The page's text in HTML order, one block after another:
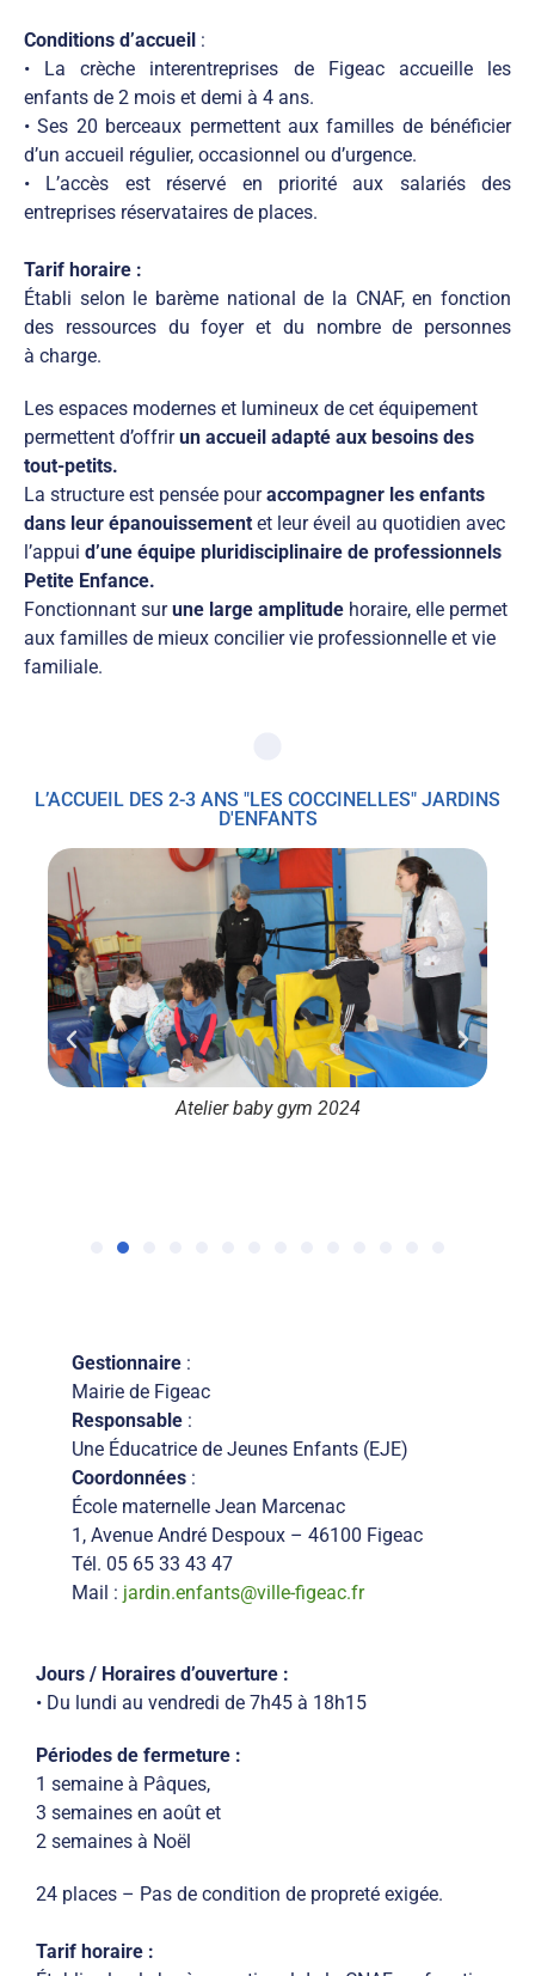
Conditions d’accueil :
• La crèche interentreprises de Figeac accueille les
enfants de 2 mois et demi à 4 ans.
• Ses 20 berceaux permettent aux familles de bénéficier
d’un accueil régulier, occasionnel ou d’urgence.
• L’accès est réservé en priorité aux salariés des
entreprises réservataires de places.
Tarif horaire :
Établi selon le barème national de la CNAF, en fonction
des ressources du foyer et du nombre de personnes
à charge.
Les espaces modernes et lumineux de cet équipement
permettent d’offrirun accueil adapté aux besoins des
tout-petits.
La structure est pensée pouraccompagner les enfants
dans leur épanouissement et leur éveil au quotidien avec
l’appui d’une équipe pluridisciplinaire de professionnels
Petite Enfance.
Fonctionnant surune large amplitude horaire, elle permet
aux familles de mieux concilier vie professionnelle et vie
familiale.
L’ACCUEIL DES 2-3 ANS "LES COCCINELLES" JARDINS
D'ENFANTS
Atelier baby gym 2024
Gestionnaire :
Mairie de Figeac
Responsable :
Une Éducatrice de Jeunes Enfants (EJE)
Coordonnées :
École maternelle Jean Marcenac
1, Avenue André Despoux – 46100 Figeac
Tél. 05 65 33 43 47
Mail : jardin.enfants@ville-figeac.fr
Jours / Horaires d’ouverture :
• Du lundi au vendredi de 7h45 à 18h15
Périodes de fermeture :
1 semaine à Pâques,
3 semaines en août et
2 semaines à Noël
24 places – Pas de condition de propreté exigée.
Tarif horaire :